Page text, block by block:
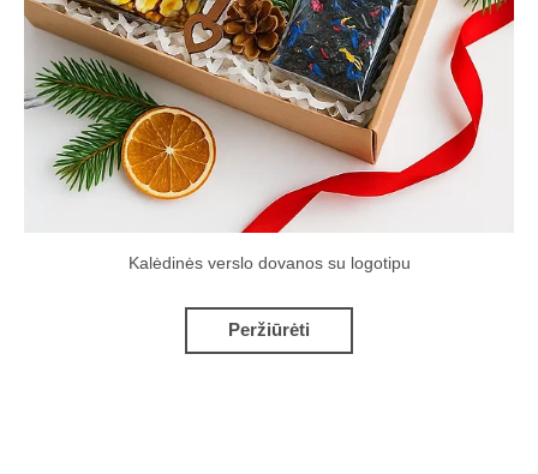
Kalėdinės verslo dovanos su logotipu
Peržiūrėti